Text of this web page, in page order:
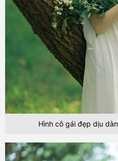
Hình cô gái đẹp dịu